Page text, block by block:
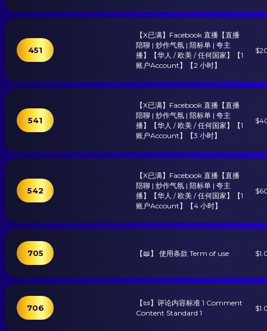
451
【X已满】Facebook 直播【直播
陪聊 | 炒作气氛 | 陪标单 | 夸主
播】【华人 / 欧美 / 任何国家】【1
账户Account】【2 小时】
541
【X已满】Facebook 直播【直播
陪聊 | 炒作气氛 | 陪标单 | 夸主
播】【华人 / 欧美 / 任何国家】【1
账户Account】【3 小时】
542
【X已满】Facebook 直播【直播
陪聊 | 炒作气氛 | 陪标单 | 夸主
播】【华人 / 欧美 / 任何国家】【1
账户Account】【4 小时】
705 【📖】 使用条款 Term of use
706
【📜】评论内容标准 1 Comment
Content Standard 1